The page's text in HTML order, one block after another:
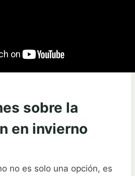
sobre la
en invierno
no es solo una opción, es